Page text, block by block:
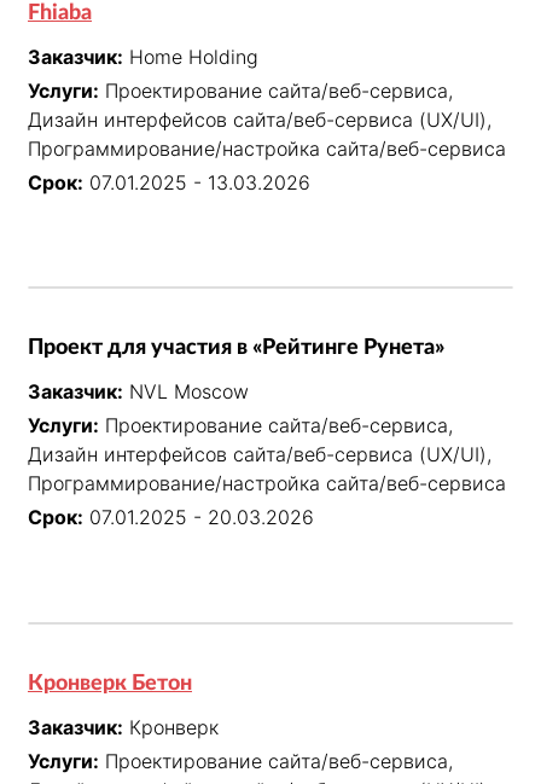
Fhiaba
Заказчик: Home Holding
Услуги: Проектирование сайта/веб-сервиса,
Дизайн интерфейсов сайта/веб-сервиса (UX/UI),
Программирование/настройка сайта/веб-сервиса
Срок: 07.01.2025 - 13.03.2026
Проект для участия в «Рейтинге Рунета»
Заказчик: NVL Moscow
Услуги: Проектирование сайта/веб-сервиса,
Дизайн интерфейсов сайта/веб-сервиса (UX/UI),
Программирование/настройка сайта/веб-сервиса
Срок: 07.01.2025 - 20.03.2026
Кронверк Бетон
Заказчик: Кронверк
Услуги: Проектирование сайта/веб-сервиса,